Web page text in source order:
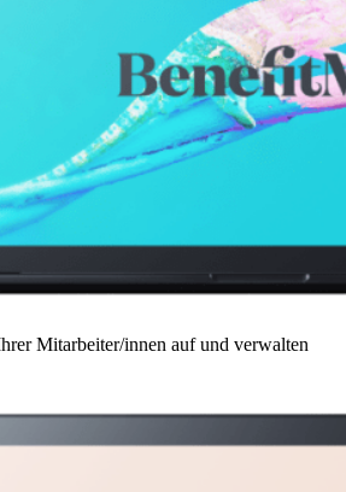
Mitarbeiter/innen auf und verwalten